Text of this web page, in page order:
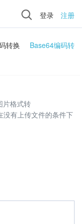
登录 注册
转换
Base64编码转
片格式转
没有上传文件的条件下